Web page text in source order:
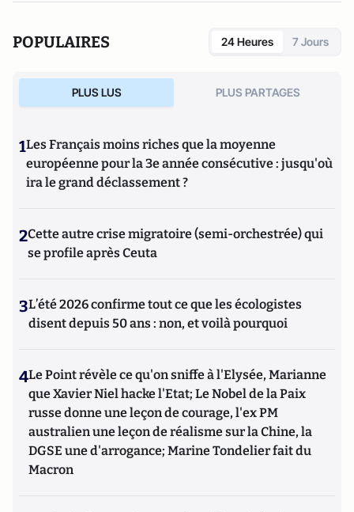
POPULAIRES 24 Heures 7 Jours
PLUS LUS PLUS PARTAGES
1Les Français moins riches que la moyenne
européenne pour la 3e année consécutive : jusqu'où
ira le grand déclassement ?
2Cette autre crise migratoire (semi-orchestrée) qui
se profile après Ceuta
3L’été 2026 confirme tout ce que les écologistes
disent depuis 50 ans : non, et voilà pourquoi
4Le Point révèle ce qu'on sniffe à l'Elysée, Marianne
que Xavier Niel hacke l'Etat; Le Nobel de la Paix
russe donne une leçon de courage, l'ex PM
australien une leçon de réalisme sur la Chine, la
DGSE une d'arrogance; Marine Tondelier fait du
Macron